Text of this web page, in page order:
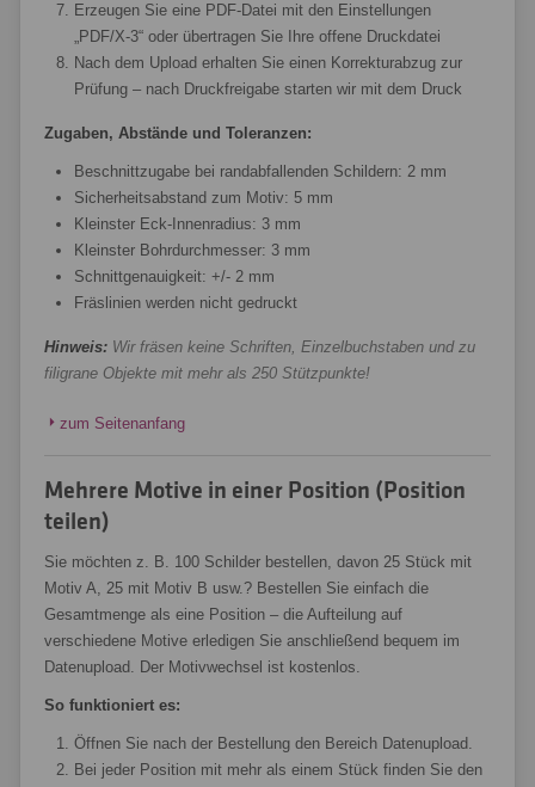
Erzeugen Sie eine PDF-Datei mit den Einstellungen
„PDF/X-3“ oder übertragen Sie Ihre offene Druckdatei
Nach dem Upload erhalten Sie einen Korrekturabzug zur
Prüfung – nach Druckfreigabe starten wir mit dem Druck
Zugaben, Abstände und Toleranzen:
Beschnittzugabe bei randabfallenden Schildern: 2 mm
Sicherheitsabstand zum Motiv: 5 mm
Kleinster Eck-Innenradius: 3 mm
Kleinster Bohrdurchmesser: 3 mm
Schnittgenauigkeit: +/- 2 mm
Fräslinien werden nicht gedruckt
Hinweis: Wir fräsen keine Schriften, Einzelbuchstaben und zu
filigrane Objekte mit mehr als 250 Stützpunkte!
zum Seitenanfang
Mehrere Motive in einer Position (Position
teilen)
Sie möchten z. B. 100 Schilder bestellen, davon 25 Stück mit
Motiv A, 25 mit Motiv B usw.? Bestellen Sie einfach die
Gesamtmenge als eine Position – die Aufteilung auf
verschiedene Motive erledigen Sie anschließend bequem im
Datenupload. Der Motivwechsel ist kostenlos.
So funktioniert es:
Öffnen Sie nach der Bestellung den Bereich Datenupload.
Bei jeder Position mit mehr als einem Stück finden Sie den